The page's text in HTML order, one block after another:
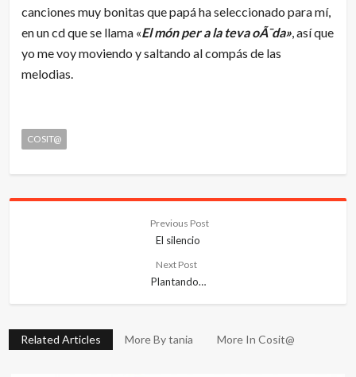
canciones muy bonitas que papá ha seleccionado para mí,
en un cd que se llama «El món per a la teva oÃ¯da», así que
yo me voy moviendo y saltando al compás de las
melodias.
COSIT@
Previous Post
El silencio
Next Post
Plantando…
Related Articles More By tania More In Cosit@